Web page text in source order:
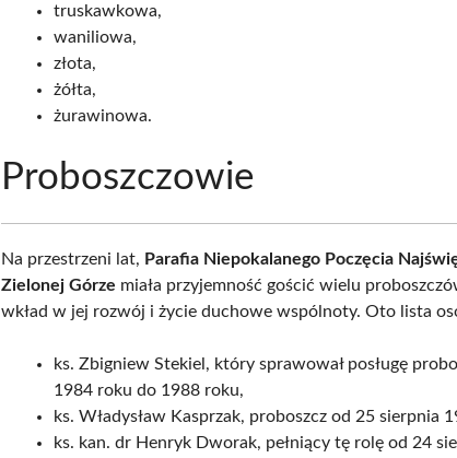
truskawkowa,
waniliowa,
złota,
żółta,
żurawinowa.
Proboszczowie
Na przestrzeni lat, Parafia Niepokalanego Poczęcia
Zielonej Górze miała przyjemność gościć wielu
wkład w jej rozwój i życie duchowe wspólnoty. Oto lista
ks. Zbigniew Stekiel, który sprawował posługę
1984 roku do 1988 roku,
ks. Władysław Kasprzak, proboszcz od 25 sierpnia
ks. kan. dr Henryk Dworak, pełniący tę rolę od 24